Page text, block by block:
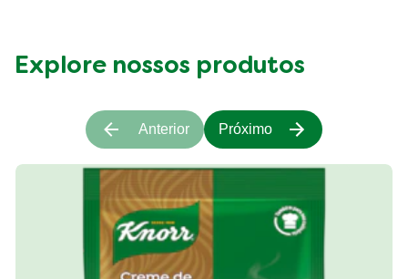
Explore nossos produtos
Anterior Próximo